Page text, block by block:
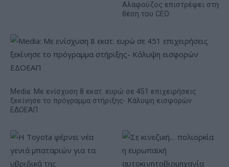
Αλαφούζος επιστρέφει στη
θέση του CEO
Media: Με ενίσχυση 8 εκατ. ευρώ σε 451 επιχειρήσεις
ξεκίνησε το πρόγραμμα στήριξης- Κάλυψη εισφορών
ΕΔΟΕΑΠ